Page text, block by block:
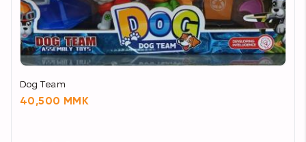
Dog Team
40,500 MMK